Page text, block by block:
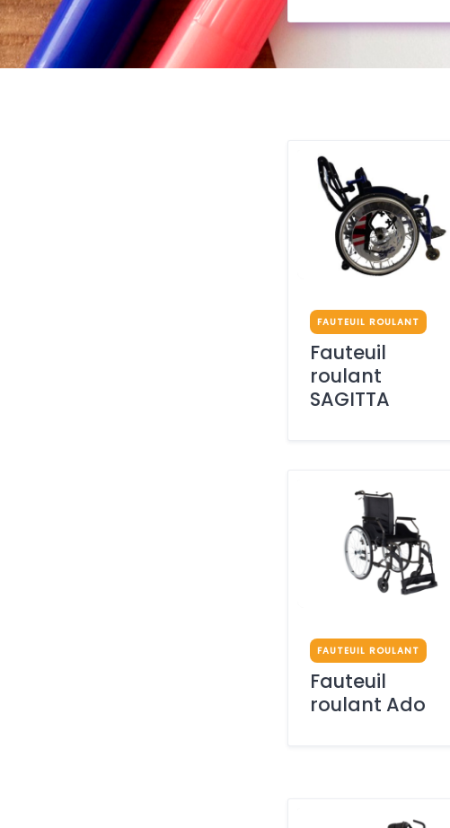
FAUTEUIL ROULANT
Fauteuil
roulant
SAGITTA
FAUTEUIL ROULANT
Fauteuil
roulant Ado